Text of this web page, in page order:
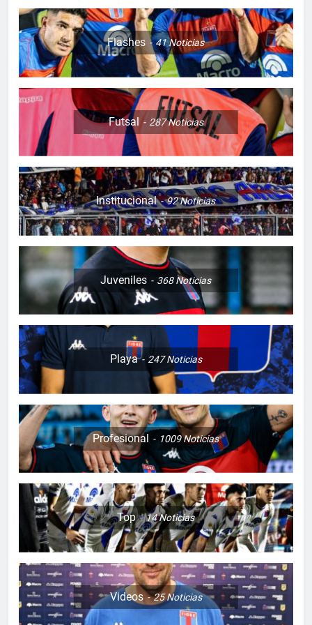
Flashes 41Noticias
Futsal 287Noticias
Institucional 92Noticias
Juveniles 368Noticias
Playa 247Noticias
Profesional 1009Noticias
Top 14Noticias
Videos 25Noticias